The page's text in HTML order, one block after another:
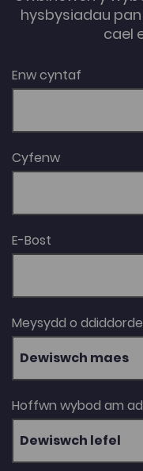
hysbysiadau
cael
Enw cyntaf
Cyfenw
E-Bost
Meysydd o
Dewiswch maes
Hoffwn wybod am
Dewiswch lefel